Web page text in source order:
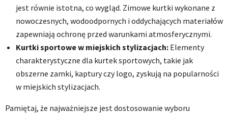
jest równie istotna, co wygląd. Zimowe kurtki wykonane z
nowoczesnych, wodoodpornych i oddychających materiałów
zapewniają ochronę przed warunkami atmosferycznymi.
Kurtki sportowe w miejskich stylizacjach: Elementy
charakterystyczne dla kurtek sportowych, takie jak
obszerne zamki, kaptury czy logo, zyskują na popularności
w miejskich stylizacjach.
Pamiętaj, że najważniejsze jest dostosowanie wyboru